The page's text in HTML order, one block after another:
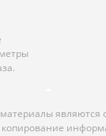
являются